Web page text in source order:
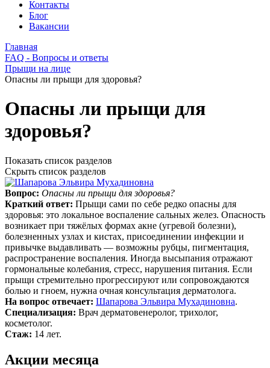
Контакты
Блог
Вакансии
Главная
FAQ - Вопросы и ответы
Прыщи на лице
Опасны ли прыщи для здоровья?
Опасны ли прыщи для
здоровья?
Показать список разделов
Скрыть список разделов
Вопрос: Опасны ли прыщи для здоровья?
Краткий ответ: Прыщи сами по себе редко опасны для
здоровья: это локальное воспаление сальных желез. Опасность
возникает при тяжёлых формах акне (угревой болезни),
болезненных узлах и кистах, присоединении инфекции и
привычке выдавливать — возможны рубцы, пигментация,
распространение воспаления. Иногда высыпания отражают
гормональные колебания, стресс, нарушения питания. Если
прыщи стремительно прогрессируют или сопровождаются
болью и гноем, нужна очная консультация дерматолога.
На вопрос отвечает: Шапарова Эльвира Мухадиновна.
Специализация: Врач дерматовенеролог, трихолог,
косметолог.
Стаж: 14 лет.
Акции месяца